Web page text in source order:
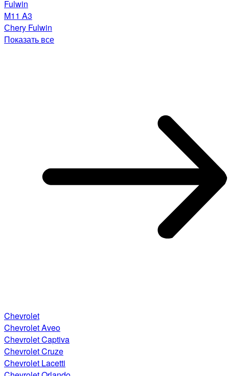
Fulwin
M11 A3
Сhery Fulwin
Показать все
Chevrolet
Chevrolet Aveo
Chevrolet Captiva
Chevrolet Cruze
Chevrolet Lacetti